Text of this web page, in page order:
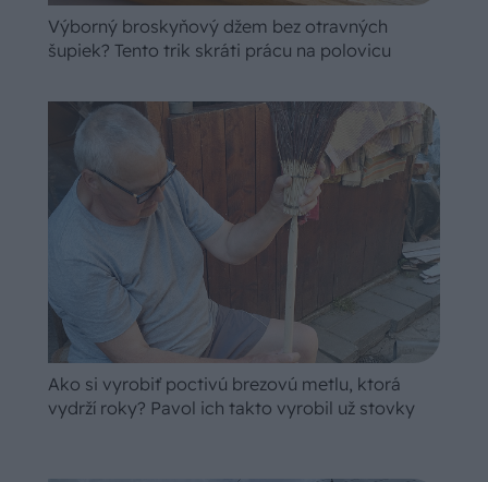
Výborný broskyňový džem bez otravných
šupiek? Tento trik skráti prácu na polovicu
Ako si vyrobiť poctivú brezovú metlu, ktorá
vydrží roky? Pavol ich takto vyrobil už stovky